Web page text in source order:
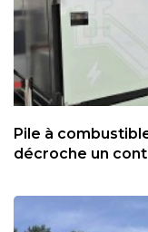
Pile à
décroche un